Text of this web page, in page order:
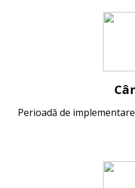
Perioadă de